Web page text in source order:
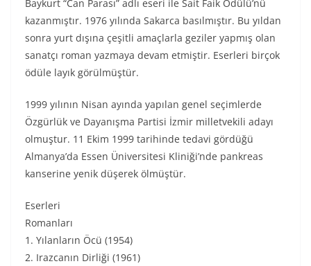
Baykurt “Can Parası” adlı eseri ile Sait Faik Ödülü’nü
kazanmıştır. 1976 yılında Sakarca basılmıştır. Bu yıldan
sonra yurt dışına çeşitli amaçlarla geziler yapmış olan
sanatçı roman yazmaya devam etmiştir. Eserleri birçok
ödüle layık görülmüştür.
1999 yılının Nisan ayında yapılan genel seçimlerde
Özgürlük ve Dayanışma Partisi İzmir milletvekili adayı
olmuştur. 11 Ekim 1999 tarihinde tedavi gördüğü
Almanya’da Essen Üniversitesi Kliniği’nde pankreas
kanserine yenik düşerek ölmüştür.
Eserleri
Romanları
1. Yılanların Öcü (1954)
2. Irazcanın Dirliği (1961)